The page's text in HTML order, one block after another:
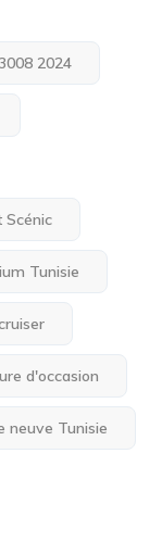
2024
Scénic
Tunisie
d'occasion
neuve Tunisie